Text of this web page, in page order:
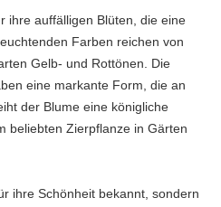
ihre auffälligen Blüten, die eine
Farben reichen von
Gelb- und Rottönen. Die
eine markante Form, die an
der Blume eine königliche
beliebten Zierpflanze in Gärten
ihre Schönheit bekannt, sondern